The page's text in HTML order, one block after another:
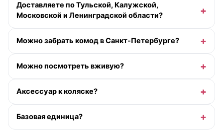
Доставляете по Тульской, Калужской,
Московской и Ленинградской области?
Можно забрать комод в Санкт-Петербурге?
Можно посмотреть вживую?
Аксессуар к коляске?
Базовая единица?